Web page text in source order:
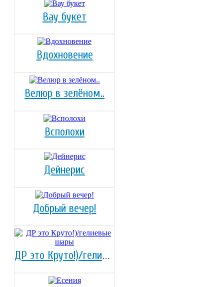
Вау букет
Вдохновение
Велюр в зелёном..
Всполохи
Дейнерис
Добрый вечер!
ДР это Круто!)/гелиевые шары